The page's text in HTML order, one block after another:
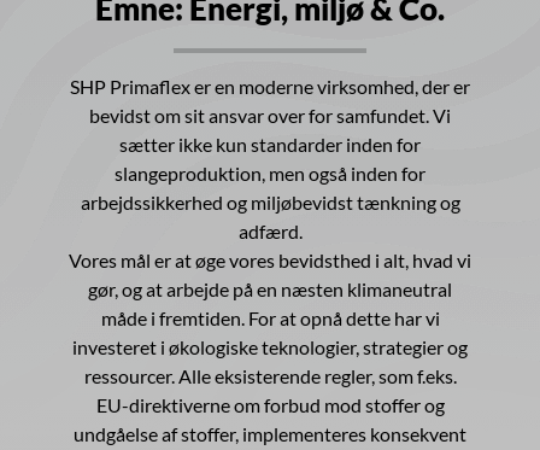
Emne: Energi, miljø & Co.
SHP Primaflex er en moderne virksomhed, der er
bevidst om sit ansvar over for samfundet. Vi
sætter ikke kun standarder inden for
slangeproduktion, men også inden for
arbejdssikkerhed og miljøbevidst tænkning og
adfærd.
Vores mål er at øge vores bevidsthed i alt, hvad vi
gør, og at arbejde på en næsten klimaneutral
måde i fremtiden. For at opnå dette har vi
investeret i økologiske teknologier, strategier og
ressourcer. Alle eksisterende regler, som f.eks.
EU-direktiverne om forbud mod stoffer og
undgåelse af stoffer, implementeres konsekvent